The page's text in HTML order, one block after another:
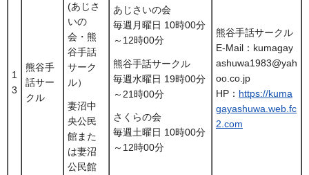
1
3
熊谷手
話サー
クル
(あじさ
いの
会・熊
谷手話
サーク
ル）
妻沼中
央公民
館また
は妻沼
公民館
あじさいの会
毎週月曜日 10時00分
～12時00分
熊谷手話サークル
毎週水曜日 19時00分
～21時00分
さくらの会
毎週土曜日 10時00分
～12時00分
熊谷手話サークル
E-Mail：kumagay
ashuwa1983@yah
oo.co.jp
HP： https://kuma
gayashuwa.web.fc
2.com